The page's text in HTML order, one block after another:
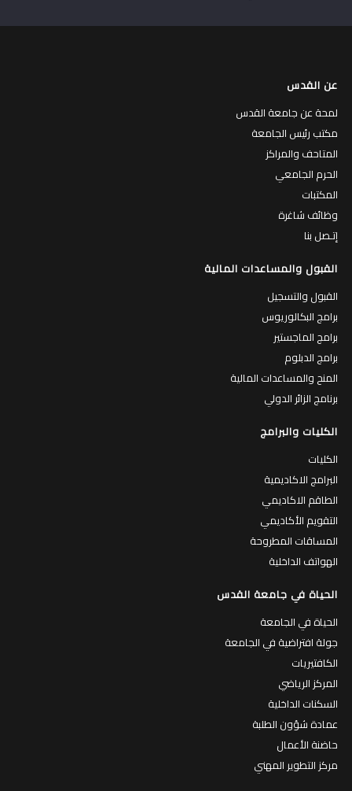
عن القدس
لمحة عن جامعة القدس
مكتب رئيس الجامعة
المتاحف والمراكز
الحرم الجامعي
المكتبات
وظائف شاغرة
إتـصل بنا
القبول والمساعدات المالية
القبول والتسجيل
برامج البكالوريوس
برامج الماجستير
برامج الدبلوم
المنح والمساعدات المالية
برنامج الزائر الدولي
الكليات والبرامج
الكليات
البرامج الاكاديمية
الطاقم الاكاديمي
التقويم الأكاديمي
المساقات المطروحة
الهواتف الداخلية
الحياة في جامعة القدس
الحياة في الجامعة
جولة افتراضية في الجامعة
الكافتيريات
المركز الرياضي
السكنات الداخلية
عمادة شؤون الطلبة
حاضنة الأعمال
مركز التطوير المهني